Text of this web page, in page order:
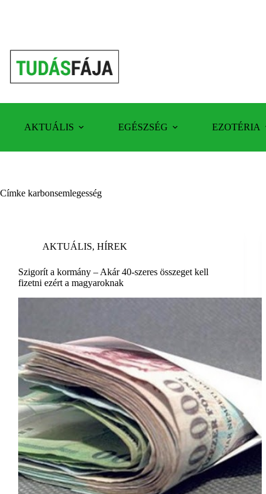
AKTUÁLIS EGÉSZSÉG EZOTÉRIA
Címke karbonsemlegesség
AKTUÁLIS, HÍREK
Szigorít a kormány – Akár 40-szeres összeget kell
fizetni ezért a magyaroknak